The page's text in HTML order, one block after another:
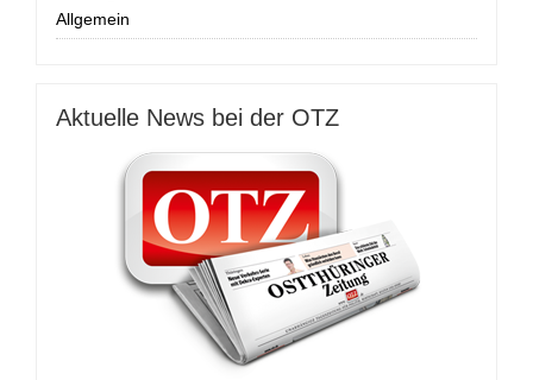
Allgemein
Aktuelle News bei der OTZ